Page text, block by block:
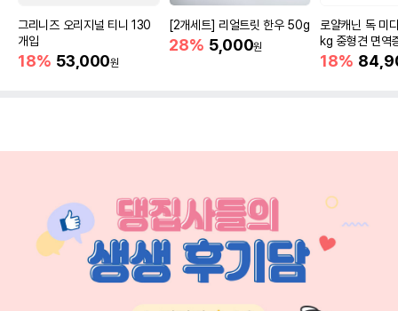
그리니즈 오리지널 티니 130
개입
18% 53,000원
[2개세트] 리얼트릿 한우 50g
28% 5,000원
로얄캐닌 독 미
kg 중형견 면역
18%